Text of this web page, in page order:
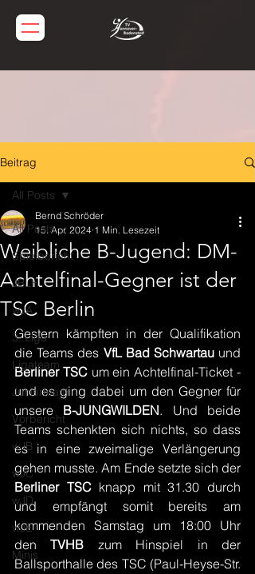
Beitrag
All Posts
Spielbericht
JBLH
wJA
3. Liga
Ligateam
Juniorteam
Vorbericht
wJB
wJC
wJD
wJE
Minis
All Posts
Weibliche B-Jugend: DM-
Achtelfinal-Gegner ist der
TSC Berlin
Bernd Schröder
15. Apr. 2024 1 Min. Lesezeit
Gestern kämpften in der Qualifikation
die Teams des VfL Bad Schwartau
Berliner TSC um ein Achtelfinal-Ticket -
und es ging dabei um den Gegner für
unsere B-JUNGWILDEN. Und beide
Teams schenkten sich nichts, so dass
es in eine zweimalige Verlängerung
Berliner TSC knapp mit 31.30 durch
und empfängt somit bereits am
kommenden Samstag um 18:00 Uhr
den TVHB zum Hinspiel in der
Ballsporthalle des TSC (Paul-Heyse-Str.